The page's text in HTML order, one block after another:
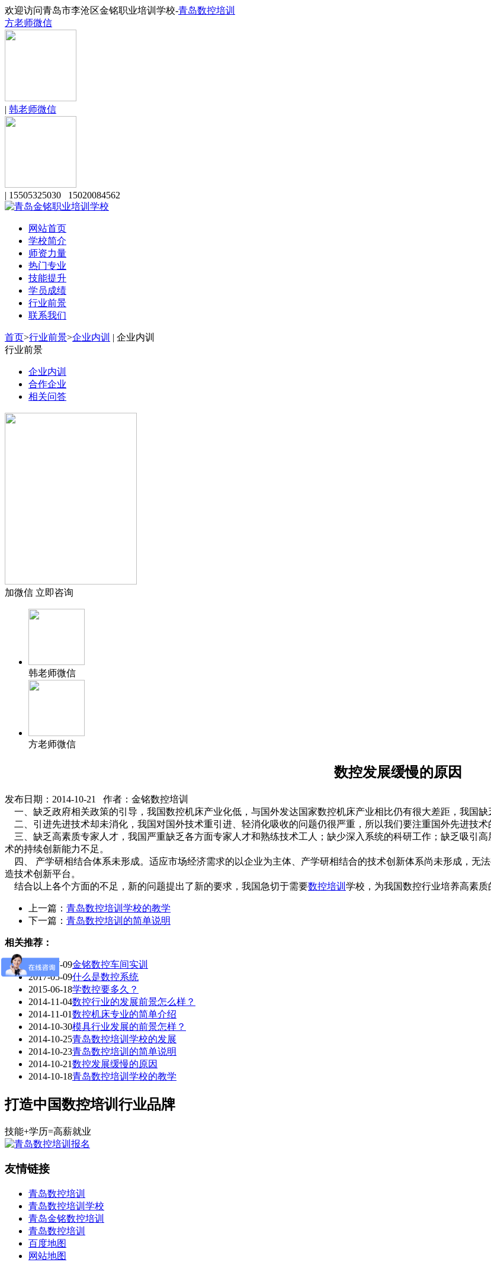
欢迎访问青岛市李沧区金铭职业培训学校-青岛数控培训
方老师微信
| 韩老师微信
| 15505325030 15020084562
网站首页
学校简介
师资力量
热门专业
技能提升
学员成绩
行业前景
联系我们
首页>行业前景>企业内训 | 企业内训
行业前景
企业内训
合作企业
相关问答
加微信 立即咨询
韩老师微信
方老师微信
数控发展缓慢的原因
发布日期：2014-10-21 作者：金铭数控培训
一、缺乏政府相关政策的引导，我国数控机床产业化低，与国外发达国家数控机床产业相比仍有很大差距，我国缺
二、引进先进技术却未消化，我国对国外技术重引进、轻消化吸收的问题仍很严重，所以我们要注重国外先进技术
三、缺乏高素质专家人才，我国严重缺乏各方面专家人才和熟练技术工人；缺少深入系统的科研工作；缺乏吸引
术的持续创新能力不足。
四、 产学研相结合体系未形成。适应市场经济需求的以企业为主体、产学研相结合的技术创新体系尚未形成，无
造技术创新平台。
结合以上各个方面的不足，新的问题提出了新的要求，我国急切于需要数控培训 学校，为我国数控行业培养高素质
上一篇： 青岛数控培训学校的教学
下一篇： 青岛数控培训的简单说明
相关推荐：
2021-07-09金铭数控车间实训
2017-05-09什么是数控系统
2015-06-18学数控要多久？
2014-11-04数控行业的发展前景怎么样？
2014-11-01数控机床专业的简单介绍
2014-10-30模具行业发展的前景怎样？
2014-10-25青岛数控培训学校的发展
2014-10-23青岛数控培训的简单说明
2014-10-21数控发展缓慢的原因
2014-10-18青岛数控培训学校的教学
打造中国数控培训行业品牌
技能+学历=高薪就业
友情链接
青岛数控培训
青岛数控培训学校
青岛金铭数控培训
青岛数控培训
百度地图
网站地图